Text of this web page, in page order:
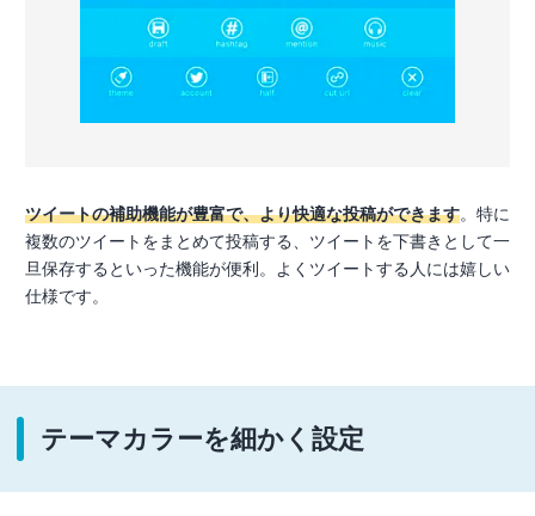
ツイートの補助機能が豊富で、より快適な投稿ができます。特に
複数のツイートをまとめて投稿する、ツイートを下書きとして一
旦保存するといった機能が便利。よくツイートする人には嬉しい
仕様です。
テーマカラーを細かく設定